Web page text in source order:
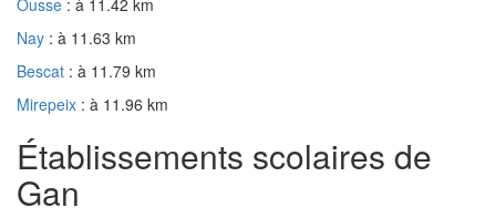
Ousse : à 11.42 km
Nay : à 11.63 km
Bescat : à 11.79 km
Mirepeix : à 11.96 km
Établissements scolaires de
Gan